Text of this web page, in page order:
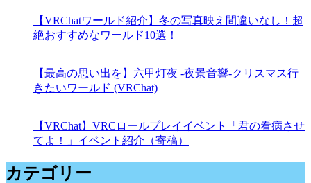
【VRChatワールド紹介】冬の写真映え間違いなし！超
絶おすすめなワールド10選！
【最高の思い出を】六甲灯夜 -夜景音響-クリスマス行
きたいワールド (VRChat)
【VRChat】VRCロールプレイイベント「君の看病させ
てよ！」イベント紹介（寄稿）
カテゴリー